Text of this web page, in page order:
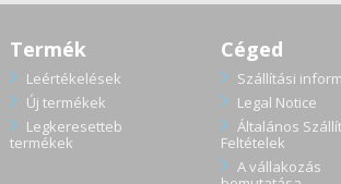
Termék
Leértékelések
Új termékek
Legkeresetteb
termékek
Céged
Szállítási
Legal Notice
Általános
Feltételek
A vállakozás